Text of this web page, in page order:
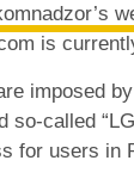
is
imposed
so-called
for users in